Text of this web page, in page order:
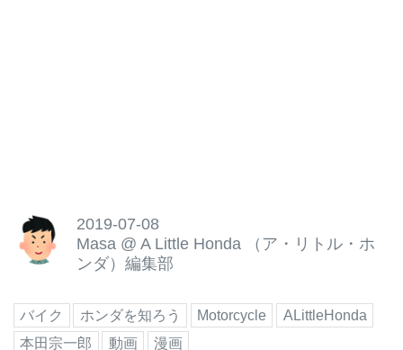
2019-07-08
Masa @ A Little Honda （ア・リトル・ホ
ンダ）編集部
バイク ホンダを知ろう Motorcycle
ALittleHonda
本田宗一郎
動画 漫画